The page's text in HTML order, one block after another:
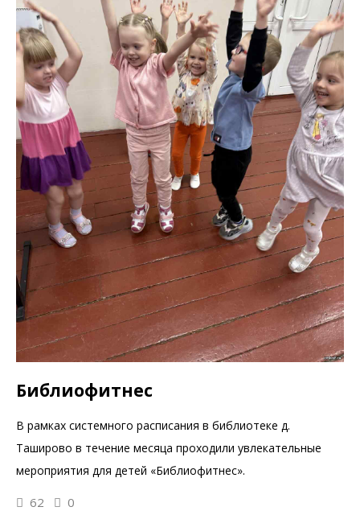
Библиофитнес
В рамках системного расписания в библиотеке д.
Таширово в течение месяца проходили увлекательные
мероприятия для детей «Библиофитнес».
62 0